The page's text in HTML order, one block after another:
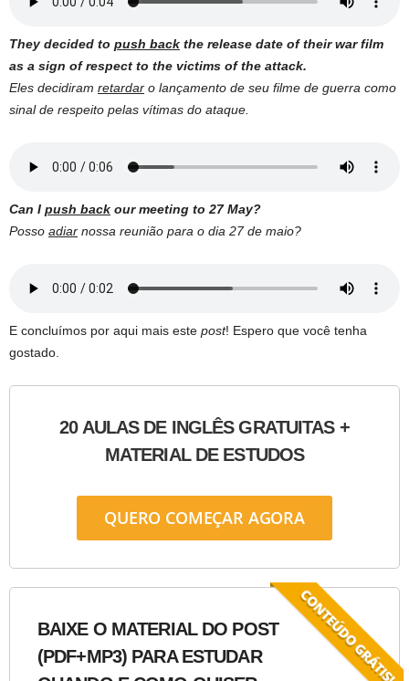
They decided to push back the release date of their war film
as a sign of respect to the victims of the attack.
Eles decidiram retardar o lançamento de seu filme de guerra como
sinal de respeito pelas vítimas do ataque.
Can I push back our meeting to 27 May?
Posso adiar nossa reunião para o dia 27 de maio?
E concluímos por aqui mais este post! Espero que você tenha
gostado.
20 AULAS DE INGLÊS GRATUITAS +
MATERIAL DE ESTUDOS
QUERO COMEÇAR AGORA
BAIXE O MATERIAL DO POST
(PDF+MP3) PARA ESTUDAR